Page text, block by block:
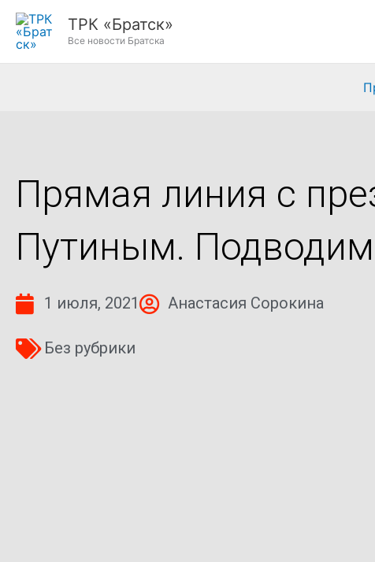
Перейти
ТРК «Братск»
Все новости Братска
Прямая линия с
Путиным. Подводим
1 июля, 2021 Анастасия Сорокина
Без рубрики